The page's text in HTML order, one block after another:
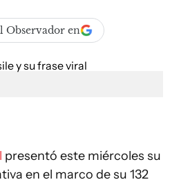
Observador en
presentó este miércoles su
en el marco de su 132